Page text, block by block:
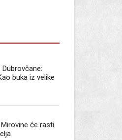
buka iz velike
će rasti